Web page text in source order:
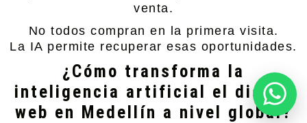
venta.
No todos compran en la primera visita.
La IA permite recuperar esas oportunidades.
¿Cómo transforma la
inteligencia artificial el diseño
web en Medellín a nivel global?